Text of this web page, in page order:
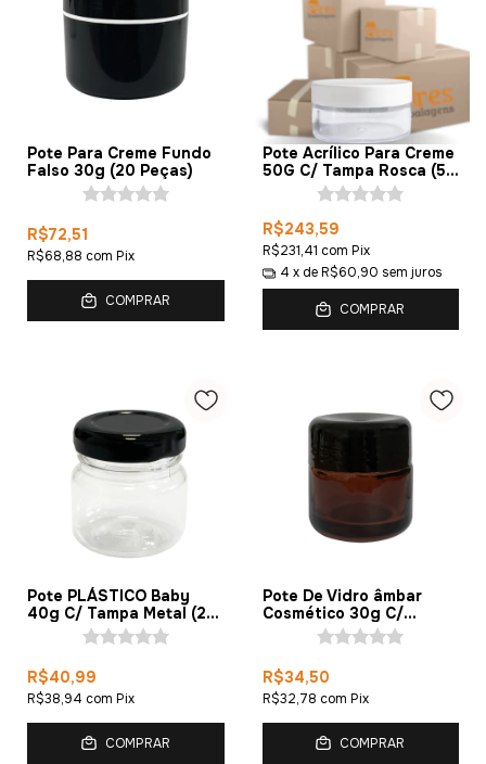
Pote Para Creme Fundo
Falso 30g (20 Peças)
R$72,51
R$68,88 com Pix
COMPRAR
Pote Acrílico Para Creme
50G C/ Tampa Rosca (50
R$243,59
R$231,41 com Pix
4 x deR$60,90 sem juros
COMPRAR
Pote PLÁSTICO Baby
40g C/ Tampa Metal (20
R$40,99
R$38,94 com Pix
COMPRAR
Pote De Vidro âmbar
Cosmético 30g C/
Tampa (5 Peças)
R$34,50
R$32,78 com Pix
COMPRAR